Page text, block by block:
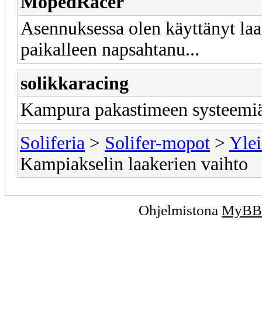
Asennuksessa olen käyttänyt
paikalleen napsahtanu...
solikkaracing
Kampura pakastimeen
Soliferia > Solifer-mopot >
Kampiakselin laakerien vaihto
Ohjelmistona MyBB